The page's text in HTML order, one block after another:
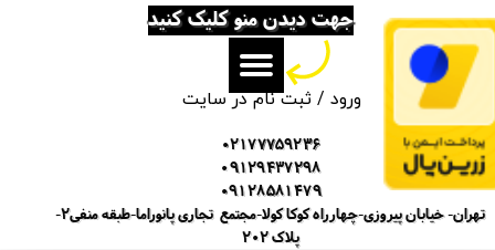
ورود /ثبت نام در سایت
خروج از حساب کاربری
02177759236
09129437298
09128581479
تهران- خیابان پیروزی-چهارراه کوکا کولا-مجتمع تجاری پانوراما-طبقه منفی2-
پلاک 202
جهت دیدن منو کلیک کنید